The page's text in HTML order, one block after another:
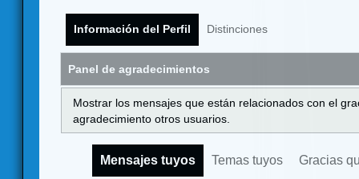
Información del Perfil Distinciones
Panel de agradecimientos
Mostrar los mensajes que están relacionados con el
agradecimiento otros usuarios.
Mensajes tuyos Temas tuyos Gracias